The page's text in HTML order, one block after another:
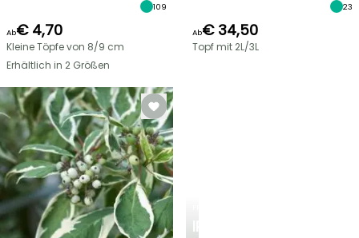
IRIS
109
Ab€ 4,70
Kleine Töpfe von 8/9 cm
Erhältlich in 2 Größen
23
Ab€ 34,50
Topf mit 2L/3L